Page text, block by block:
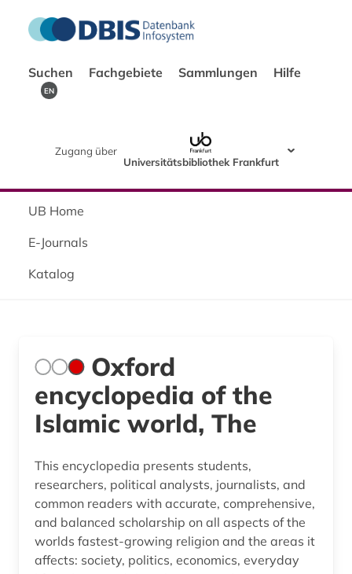
Suchen Fachgebiete Sammlungen Hilfe
EN
Zugang über
Universitätsbibliothek Frankfurt
UB Home
E-Journals
Katalog
Oxford
encyclopedia of the
Islamic world, The
This encyclopedia presents students,
researchers, political analysts, journalists, and
common readers with accurate, comprehensive,
and balanced scholarship on all aspects of the
worlds fastest-growing religion and the areas it
affects: society, politics, economics, everyday